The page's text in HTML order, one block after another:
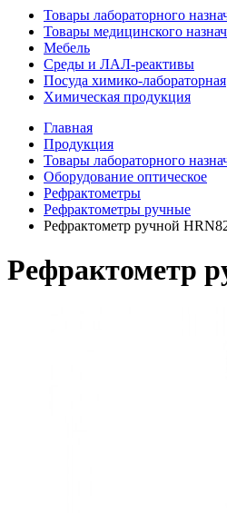
Товары лабораторного
Товары медицинского
Мебель
Среды и ЛАЛ-реактивы
Посуда химико-лабораторная
Химическая продукция
Главная
Продукция
Товары лабораторного
Оборудование оптическое
Рефрактометры
Рефрактометры ручные
Рефрактометр ручной
Рефрактометр